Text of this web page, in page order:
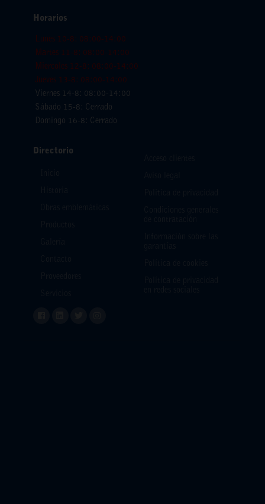
Directorio
Horarios
Lunes 10-8: 08:00-14:00
Martes 11-8: 08:00-14:00
Miercoles 12-8: 08:00-14:00
Jueves 13-8: 08:00-14:00
Viernes 14-8: 08:00-14:00
Sábado 15-8: Cerrado
Domingo 16-8: Cerrado